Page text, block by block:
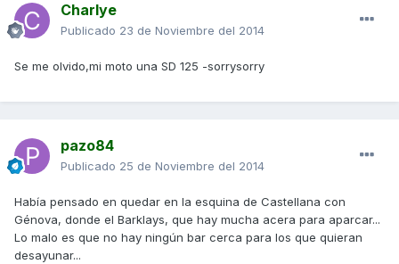
Charlye
Publicado 23 de Noviembre del 2014
Se me olvido,mi moto una SD 125 -sorrysorry
pazo84
Publicado 25 de Noviembre del 2014
Había pensado en quedar en la esquina de Castellana con
Génova, donde el Barklays, que hay mucha acera para aparcar...
Lo malo es que no hay ningún bar cerca para los que quieran
desayunar...